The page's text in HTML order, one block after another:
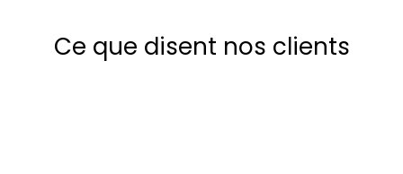
Ce que disent nos clients